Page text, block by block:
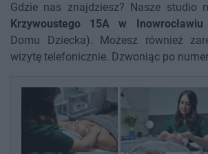
Gdzie nas znajdziesz? Nasze studio
Krzywoustego 15A w Inowrocławiu
Domu Dziecka). Możesz również
wizytę telefonicznie. Dzwoniąc po numer